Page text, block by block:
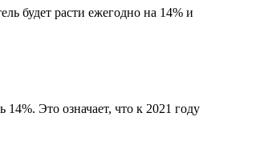
будет расти ежегодно на 14% и
Это означает, что к 2021 году